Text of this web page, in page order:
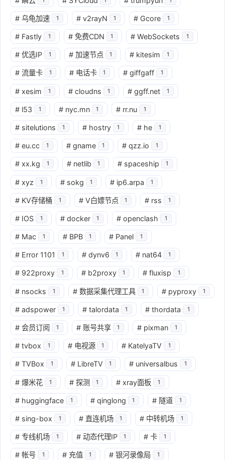
# 乌龟加速 1 # v2rayN 1 # Gcore 1
# Fastly 1 # 免费CDN 1 # WebSockets 1
# 优选IP 1 # 加速节点 1 # kitesim 1
# 流量卡 1 # 电话卡 1 # giffgaff 1
# xesim 1 # cloudns 1 # ggff.net 1
# l53 1 # nyc.mn 1 # rr.nu 1
# sitelutions 1 # hostry 1 # he 1
# eu.cc 1 # gname 1 # qzz.io 1
# xx.kg 1 # netlib 1 # spaceship 1
# xyz 1 # sokg 1 # ip6.arpa 1
# KV存储桶 1 # V白嫖节点 1 # rss 1
# IOS 1 # docker 1 # openclash 1
# Mac 1 # BPB 1 # Panel 1
# Error 1101 1 # dynv6 1 # nat64 1
# 922proxy 1 # b2proxy 1 # fluxisp 1
# nsocks 1 # 数据采集代理工具 1 # pyproxy 1
# adspower 1 # talordata 1 # thordata 1
# 会员订阅 1 # 账号共享 1 # pixman 1
# tvbox 1 # 电视源 1 # KatelyaTV 1
# TVBox 1 # LibreTV 1 # universalbus 1
# 爆米花 1 # 探测 1 # xray面板 1
# huggingface 1 # qinglong 1 # 隧道 1
# sing-box 1 # 直连机场 1 # 中转机场 1
# 专线机场 1 # 动态代理IP 1 # 卡 1
# 帐号 1 # 充值 1 # 银河录像局 1